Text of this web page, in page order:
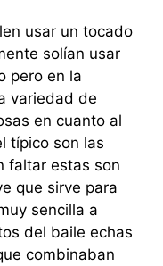
usar un tocado
solían usar
pero en la
variedad de
en cuanto al
típico son las
faltar estas son
que sirve para
sencilla a
del baile echas
combinaban